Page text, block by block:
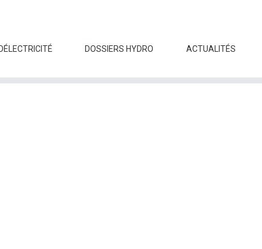
DOSSIERS HYDRO ACTUALITÉS